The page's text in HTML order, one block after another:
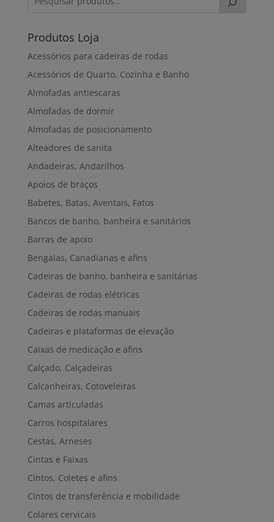
Produtos Loja
Acessórios para cadeiras de rodas
Acessórios de Quarto, Cozinha e Banho
Almofadas antiescaras
Almofadas de dormir
Almofadas de posicionamento
Alteadores de sanita
Andadeiras, Andarilhos
Apoios de braços
Babetes, Batas, Aventais, Fatos
Bancos de banho, banheira e sanitários
Barras de apoio
Bengalas, Canadianas e afins
Cadeiras de banho, banheira e sanitárias
Cadeiras de rodas elétricas
Cadeiras de rodas manuais
Cadeiras e plataformas de elevação
Caixas de medicação e afins
Calçado, Calçadeiras
Calcanheiras, Cotoveleiras
Camas articuladas
Carros hospitalares
Cestas, Arneses
Cintas e Faixas
Cintos, Coletes e afins
Cintos de transferência e mobilidade
Colares cervicais